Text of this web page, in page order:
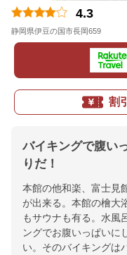
4.3
静岡県伊豆の国市長岡659
割
バイキングで腹い
りだ！
本館の他和楽、富士見
が出来る。本館の檜大
もサウナも有る。水風
ングでお腹いっぱいに
い。そのバイキングは